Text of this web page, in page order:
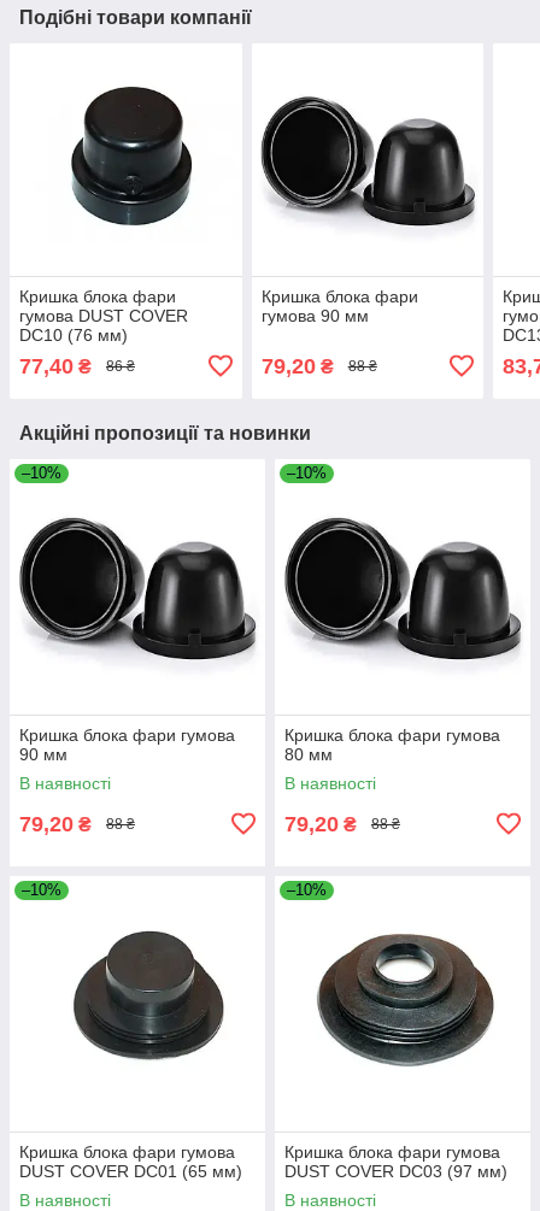
Подібні товари компанії
Кришка блока фари
гумова DUST COVER
DC10 (76 мм)
77,40 ₴ 86 ₴
Кришка блока фари
гумова 90 мм
79,20₴ 88 ₴
Акційні пропозиції та новинки
–10%
Кришка блока фари гумова
90 мм
В наявності
79,20 ₴ 88 ₴
–10%
Кришка блока фари гумова
80 мм
В наявності
79,20 ₴ 88 ₴
–10%
Кришка блока фари гумова
DUST COVER DC01 (65 мм)
В наявності
–10%
Кришка блока фари гумова
DUST COVER DC03 (97 мм)
В наявності